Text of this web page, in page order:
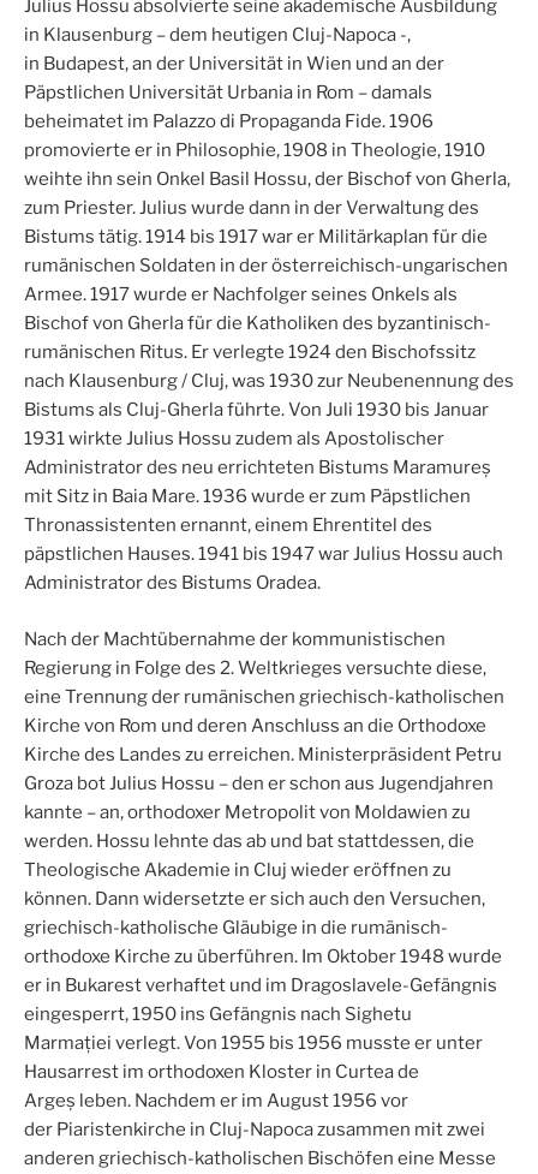
Julius Hossu absolvierte seine akademische Ausbildung
in Klausenburg – dem heutigen Cluj-Napoca -,
in Budapest, an der Universität in Wien und an der
Päpstlichen Universität Urbania in Rom – damals
beheimatet im Palazzo di Propaganda Fide. 1906
promovierte er in Philosophie, 1908 in Theologie, 1910
weihte ihn sein Onkel Basil Hossu, der Bischof von Gherla,
zum Priester. Julius wurde dann in der Verwaltung des
Bistums tätig. 1914 bis 1917 war er Militärkaplan für die
rumänischen Soldaten in der österreichisch-ungarischen
Armee. 1917 wurde er Nachfolger seines Onkels als
Bischof von Gherla für die Katholiken des byzantinisch-
rumänischen Ritus. Er verlegte 1924 den Bischofssitz
nach Klausenburg / Cluj, was 1930 zur Neubenennung des
Bistums als Cluj-Gherla führte. Von Juli 1930 bis Januar
1931 wirkte Julius Hossu zudem als Apostolischer
Administrator des neu errichteten Bistums Maramureș
mit Sitz in Baia Mare. 1936 wurde er zum Päpstlichen
Thronassistenten ernannt, einem Ehrentitel des
päpstlichen Hauses. 1941 bis 1947 war Julius Hossu auch
Administrator des Bistums Oradea.
Nach der Machtübernahme der kommunistischen
Regierung in Folge des 2. Weltkrieges versuchte diese,
eine Trennung der rumänischen griechisch-katholischen
Kirche von Rom und deren Anschluss an die Orthodoxe
Kirche des Landes zu erreichen. Ministerpräsident Petru
Groza bot Julius Hossu – den er schon aus Jugendjahren
kannte – an, orthodoxer Metropolit von Moldawien zu
werden. Hossu lehnte das ab und bat stattdessen, die
Theologische Akademie in Cluj wieder eröffnen zu
können. Dann widersetzte er sich auch den Versuchen,
griechisch-katholische Gläubige in die rumänisch-
orthodoxe Kirche zu überführen. Im Oktober 1948 wurde
er in Bukarest verhaftet und im Dragoslavele-Gefängnis
eingesperrt, 1950 ins Gefängnis nach Sighetu
Marmației verlegt. Von 1955 bis 1956 musste er unter
Hausarrest im orthodoxen Kloster in Curtea de
Argeș leben. Nachdem er im August 1956 vor
der Piaristenkirche in Cluj-Napoca zusammen mit zwei
anderen griechisch-katholischen Bischöfen eine Messe